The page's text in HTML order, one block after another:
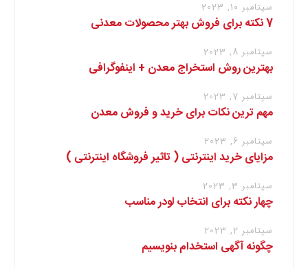
سپتامبر 10, 2023
7 نکته برای فروش بهتر محصولات معدنی
سپتامبر 8, 2023
بهترین روش استخراج معدن + اینفوگرافی
سپتامبر 7, 2023
مهم ترین نکات برای خرید و فروش معدن
سپتامبر 6, 2023
مزایای خرید اینترنتی ( تاثیر فروشگاه اینترنتی )
سپتامبر 3, 2023
چهار نکته برای انتخاب لودر مناسب
سپتامبر 2, 2023
چگونه آگهی استخدام بنویسیم